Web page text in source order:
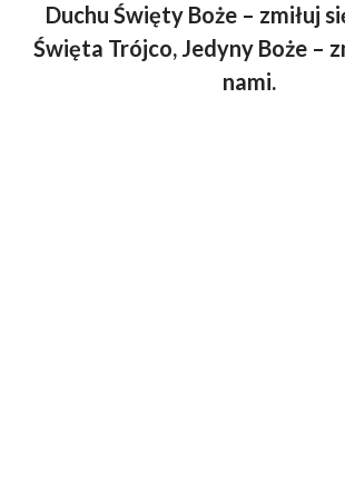
Duchu Święty Boże – zmiłuj
Święta Trójco, Jedyny Boże –
nami.